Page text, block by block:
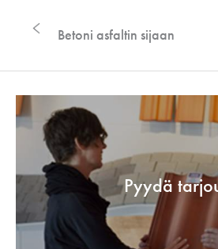
Betoni asfaltin sijaan
Pyydä